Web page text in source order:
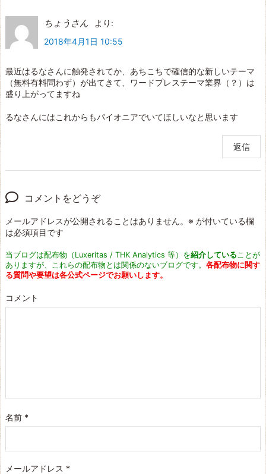
ちょうさん
より:
2018年4月1日 10:55
最近はるなさんに触発されてか、あちこちで確信的な新しいテーマ
（無料有料問わず）が出てきて、ワードプレステーマ業界（？）は
盛り上がってますね
るなさんにはこれからもパイオニアでいてほしいなと思います
返信
コメントをどうぞ
メールアドレスが公開されることはありません。 ※ が付いている欄
は必須項目です
当ブログは配布物（Luxeritas / THK Analytics 等）を紹介している ことが
ありますが、これらの配布物とは関係のないブログです。 各配布物に関す
る質問や要望は各公式ページでお願いします。
コメント
名前 *
メールアドレス *